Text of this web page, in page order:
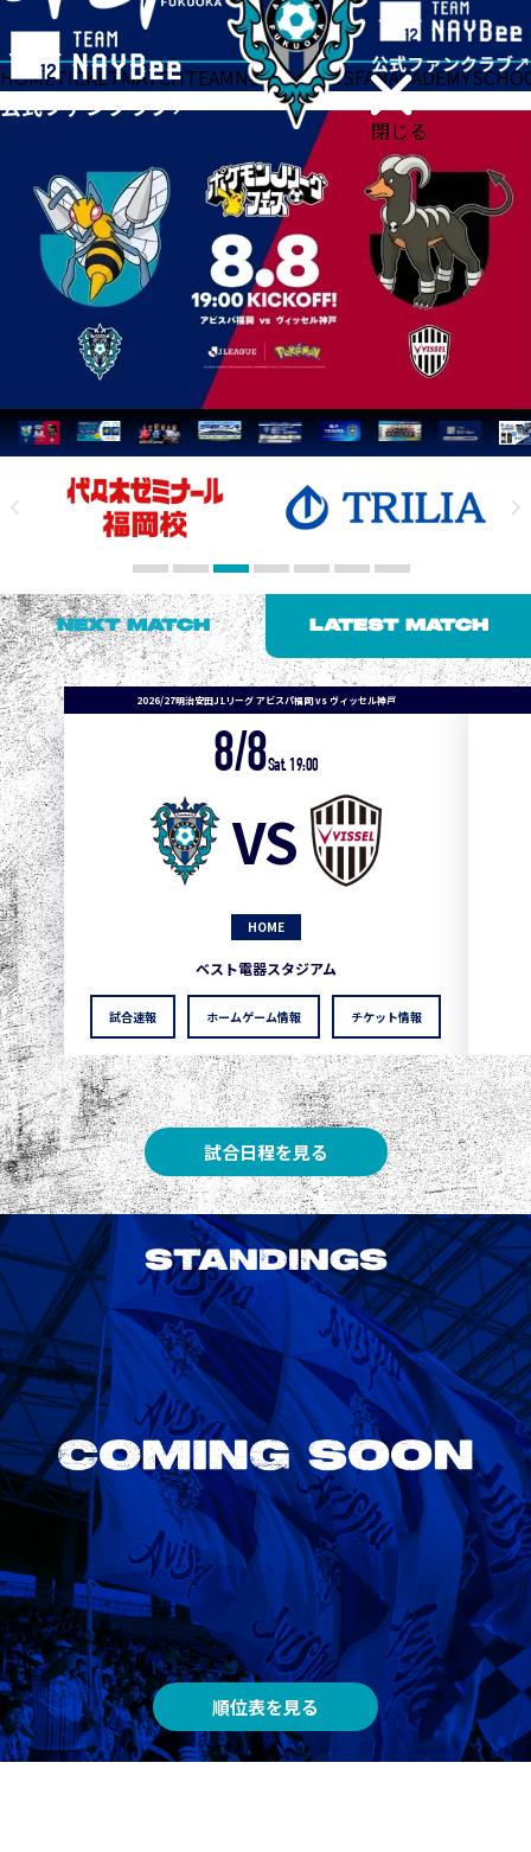
閉じる
HOMETICKETMATCHTEAMNEWSGOODSFANACADEMY
NEXT MATCH LATEST MATCH
2026/27明治安田J1リーグ アビスパ福岡 vs ヴィッセル神戸
8/8Sat. 19:00
VS
HOME
ベスト電器スタジアム
試合速報 ホームゲーム情報 チケット情報
試合日程を見る
STANDINGS
順位表を見る